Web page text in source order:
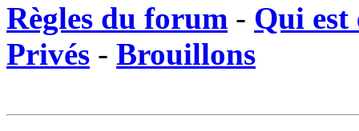
Règles du forum - Qui est
Privés - Brouillons